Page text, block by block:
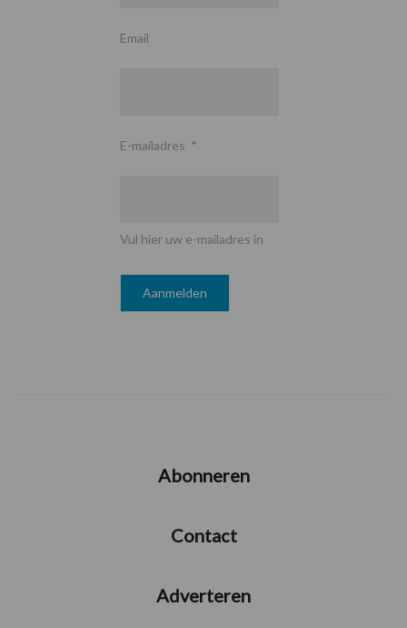
Email
E-mailadres *
Vul hier uw e-mailadres in
Abonneren
Contact
Adverteren